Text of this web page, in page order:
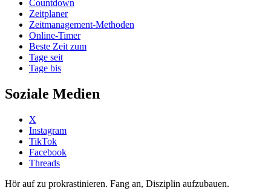
Countdown
Zeitplaner
Zeitmanagement-Methoden
Online-Timer
Beste Zeit zum
Tage seit
Tage bis
Soziale Medien
X
Instagram
TikTok
Facebook
Threads
Hör auf zu prokrastinieren. Fang an, Disziplin aufzubauen.